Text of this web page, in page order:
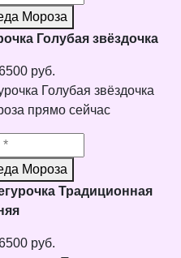
Мороза
Голубая звёздочка
руб.
прямо сейчас
Мороза
Традиционная
руб.